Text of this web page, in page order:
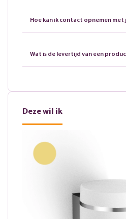
Hoe kan ik contact opnemen met
Wat is de levertijd van een
Deze wil ik